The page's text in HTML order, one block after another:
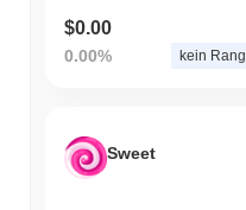
$0.00
0.00% kein Rang
Sweet